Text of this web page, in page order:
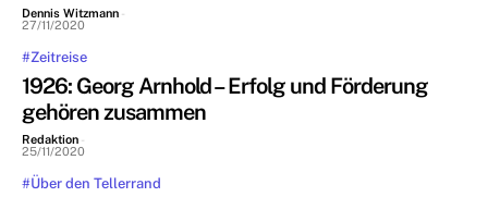
Dennis Witzmann -
27/11/2020
#Zeitreise
1926: Georg Arnhold – Erfolg und Förderung
gehören zusammen
Redaktion -
25/11/2020
#Über den Tellerrand